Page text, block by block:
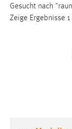
Gesucht nach
Zeige Ergebnisse 1
Name:
Dieser